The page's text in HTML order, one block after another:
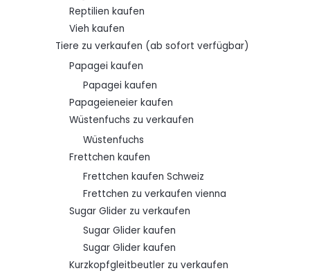
Reptilien kaufen
Vieh kaufen
Tiere zu verkaufen (ab sofort verfügbar)
Papagei kaufen
Papagei kaufen
Papageieneier kaufen
Wüstenfuchs zu verkaufen
Wüstenfuchs
Frettchen kaufen
Frettchen kaufen Schweiz
Frettchen zu verkaufen vienna
Sugar Glider zu verkaufen
Sugar Glider kaufen
Sugar Glider kaufen
Kurzkopfgleitbeutler zu verkaufen